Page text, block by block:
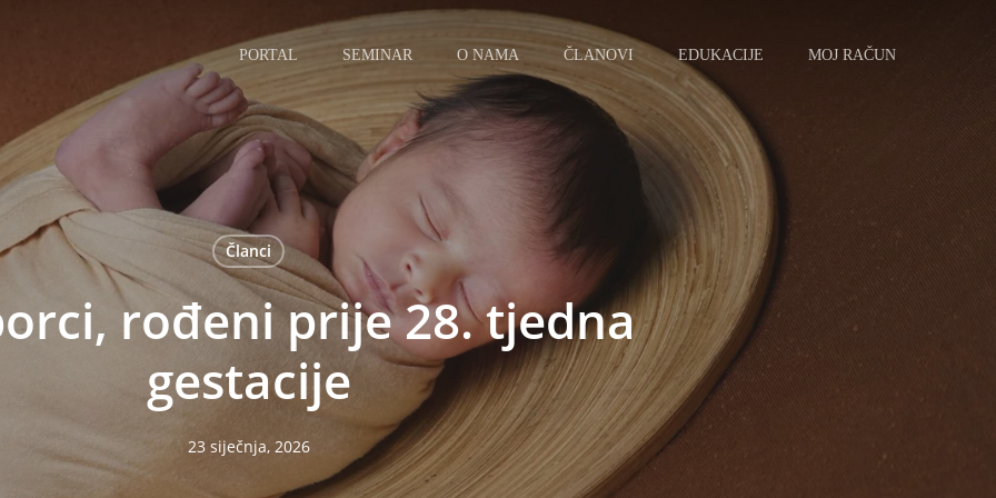
PORTAL SEMINAR O NAMA ČLANOVI EDUKACIJE MOJ RAČUN
Članci
rođeni prije 28. tjedna
gestacije
23 siječnja, 2026